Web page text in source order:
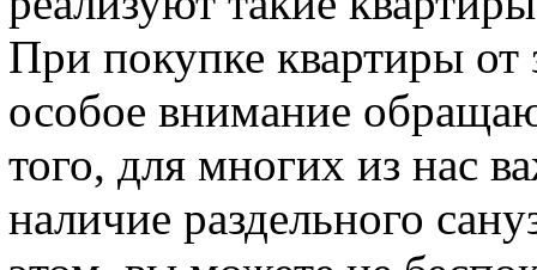
При покупке квартиры
особое внимание
того, для многих из нас
наличие раздельного